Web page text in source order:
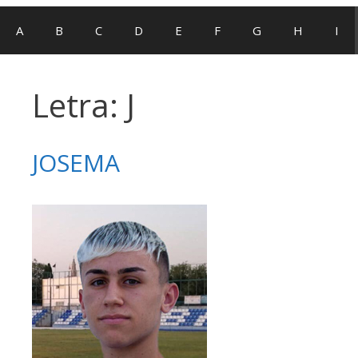
A B C D E F G H I
Letra: J
JOSEMA